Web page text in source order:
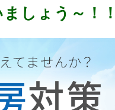
しょう～！！